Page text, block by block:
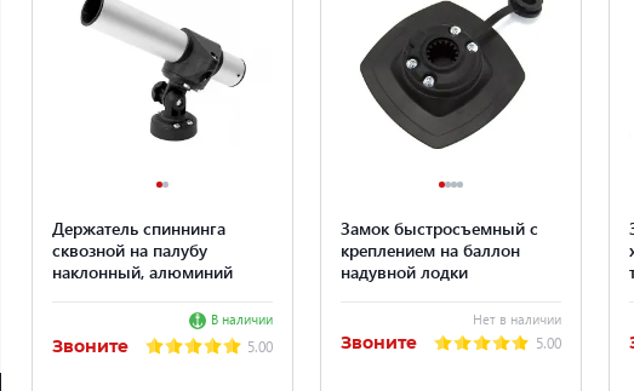
Держатель спиннинга
сквозной на палубу
наклонный, алюминий
В наличии
Звоните 5.00
Замок быстросъемный с
креплением на баллон
надувной лодки
Нет в наличии
Звоните 5.00